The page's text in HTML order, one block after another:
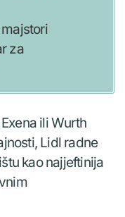
za
ili Wurth
Lidl radne
kao najjeftinija